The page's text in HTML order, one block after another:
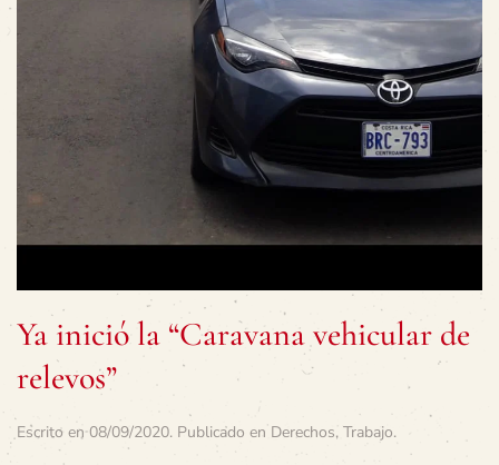
Ya inició la “Caravana vehicular de
relevos”
Escrito en08/09/2020. Publicado en Derechos, Trabajo.